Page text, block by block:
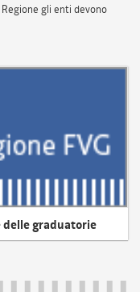
gli enti devono
delle graduatorie